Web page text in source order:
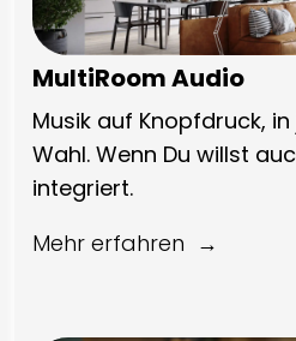
MultiRoom Audio
Musik auf Knopfdruck,
Wahl. Wenn Du willst
integriert.
Mehr erfahren